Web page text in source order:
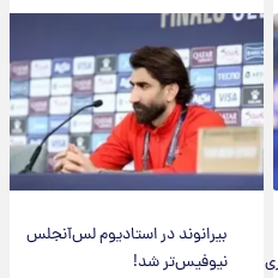
بیرانوند در استادیوم لس‌آنجلس
نیوفیس‌تر شد!